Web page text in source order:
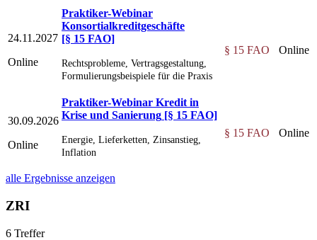
24.11.2027
Online
Praktiker-Webinar
Konsortialkreditgeschäfte
[§ 15 FAO]
Rechtsprobleme, Vertragsgestaltung,
Formulierungsbeispiele für die Praxis
§ 15 FAO Online
30.09.2026
Online
Praktiker-Webinar Kredit in
Krise und Sanierung [§ 15 FAO]
Energie, Lieferketten, Zinsanstieg,
Inflation
§ 15 FAO Online
alle Ergebnisse anzeigen
ZRI
6 Treffer